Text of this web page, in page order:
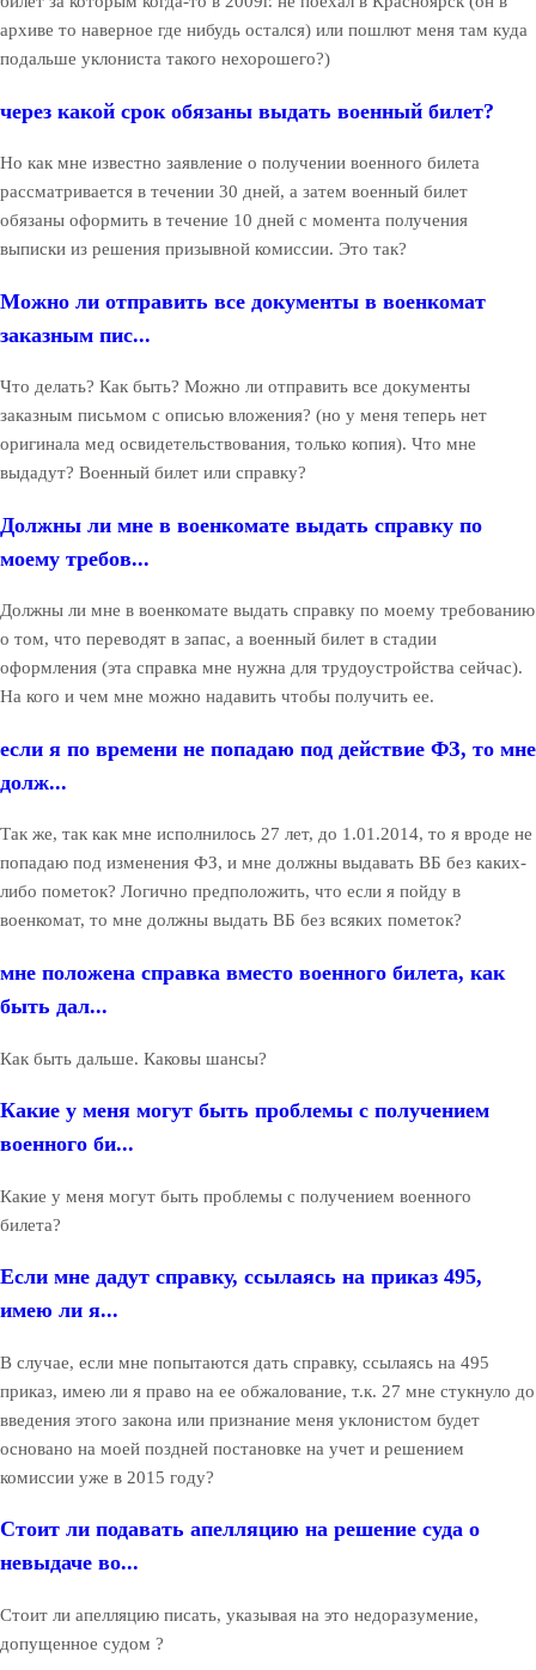
архиве то наверное где нибудь остался) или пошлют меня там куда
подальше уклониста такого нехорошего?)
через какой срок обязаны выдать военный билет?
Но как мне известно заявление о получении военного билета
рассматривается в течении 30 дней, а затем военный билет
обязаны оформить в течение 10 дней с момента получения
выписки из решения призывной комиссии. Это так?
Можно ли отправить все документы в военкомат
заказным пис...
Что делать? Как быть? Можно ли отправить все документы
заказным письмом с описью вложения? (но у меня теперь нет
оригинала мед освидетельствования, только копия). Что мне
выдадут? Военный билет или справку?
Должны ли мне в военкомате выдать справку по
моему требов...
Должны ли мне в военкомате выдать справку по моему требованию
о том, что переводят в запас, а военный билет в стадии
оформления (эта справка мне нужна для трудоустройства сейчас).
На кого и чем мне можно надавить чтобы получить ее.
если я по времени не попадаю под действие ФЗ, то мне
долж...
Так же, так как мне исполнилось 27 лет, до 1.01.2014, то я вроде не
попадаю под изменения ФЗ, и мне должны выдавать ВБ без каких-
либо пометок? Логично предположить, что если я пойду в
военкомат, то мне должны выдать ВБ без всяких пометок?
мне положена справка вместо военного билета, как
быть дал...
Как быть дальше. Каковы шансы?
Какие у меня могут быть проблемы с получением
военного би...
Какие у меня могут быть проблемы с получением военного
билета?
Если мне дадут справку, ссылаясь на приказ 495,
имею ли я...
В случае, если мне попытаются дать справку, ссылаясь на 495
приказ, имею ли я право на ее обжалование, т.к. 27 мне стукнуло до
введения этого закона или признание меня уклонистом будет
основано на моей поздней постановке на учет и решением
комиссии уже в 2015 году?
Стоит ли подавать апелляцию на решение суда о
невыдаче во...
Стоит ли апелляцию писать, указывая на это недоразумение,
допущенное судом ?